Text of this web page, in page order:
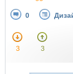
0
3 3